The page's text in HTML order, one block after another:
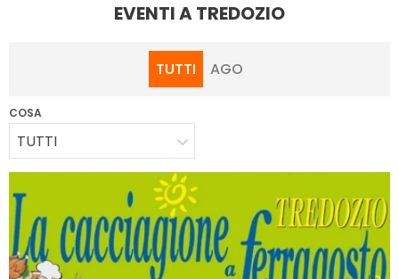
EVENTI A TREDOZIO
TUTTI AGO
COSA
TUTTI